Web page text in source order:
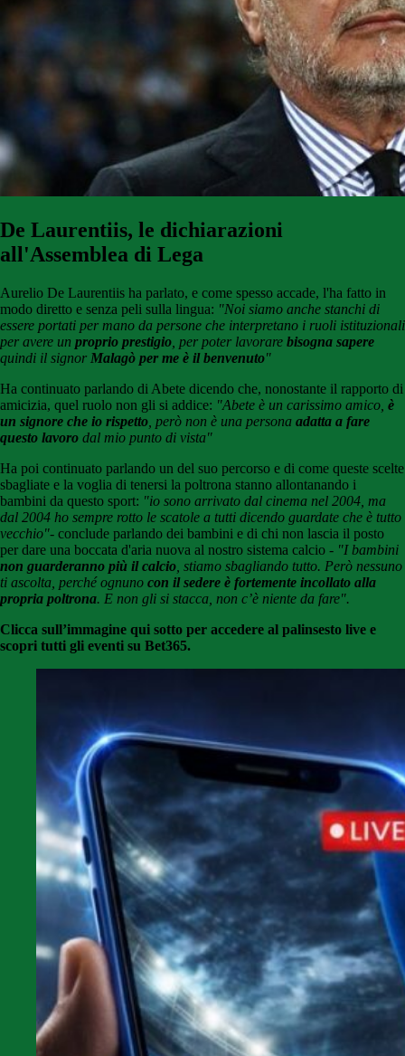
De Laurentiis, le dichiarazioni
all'Assemblea di Lega
Aurelio De Laurentiis ha parlato, e come spesso accade, l'ha fatto in
modo diretto e senza peli sulla lingua: "Noi siamo anche stanchi di
essere portati per mano da persone che interpretano i ruoli istituzionali
per avere un proprio prestigio , per poter lavorare bisogna sapere
quindi il signor Malagò per me è il benvenuto"
Ha continuato parlando di Abete dicendo che, nonostante il rapporto di
amicizia, quel ruolo non gli si addice: "Abete è un carissimo amico, è
un signore che io rispetto , però non è una persona adatta a fare
questo lavoro dal mio punto di vista"
Ha poi continuato parlando un del suo percorso e di come queste scelte
sbagliate e la voglia di tenersi la poltrona stanno allontanando i
bambini da questo sport: "io sono arrivato dal cinema nel 2004, ma
dal 2004 ho sempre rotto le scatole a tutti dicendo guardate che è tutto
vecchio"- conclude parlando dei bambini e di chi non lascia il posto
per dare una boccata d'aria nuova al nostro sistema calcio - "I bambini
non guarderanno più il calcio , stiamo sbagliando tutto. Però nessuno
ti ascolta, perché ognuno con il sedere è fortemente incollato alla
propria poltrona. E non gli si stacca, non c’è niente da fare".
Clicca sull’immagine qui sotto per accedere al palinsesto live e
scopri tutti gli eventi su Bet365.